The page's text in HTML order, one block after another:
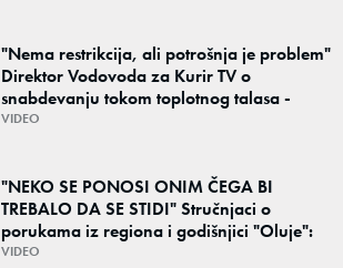
"Nema restrikcija, ali potrošnja je problem"
Direktor Vodovoda za Kurir TV o
snabdevanju tokom toplotnog talasa -
Poznato kakva je situacija sa vodom
VIDEO
"NEKO SE PONOSI ONIM ČEGA BI
TREBALO DA SE STIDI" Stručnjaci o
porukama iz regiona i godišnjici "Oluje":
"Ponos na stradanje je anticivilizacijska
VIDEO